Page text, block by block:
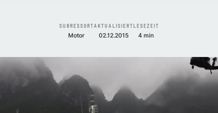
SUBRESSORT
Motor
AKTUALISIERT
02.12.2015
LESEZEIT
4 min